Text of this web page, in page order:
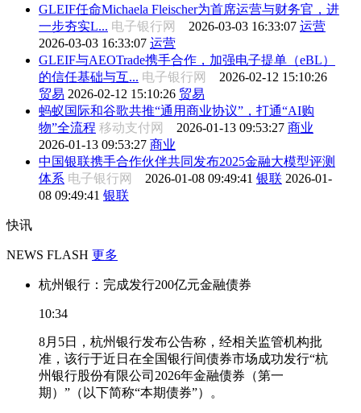
GLEIF任命Michaela Fleischer为首席运营与财务官，进
一步夯实L... 电子银行网 2026-03-03 16:33:07 运营
2026-03-03 16:33:07 运营
GLEIF与AEOTrade携手合作，加强电子提单（eBL）
的信任基础与互... 电子银行网 2026-02-12 15:10:26
贸易 2026-02-12 15:10:26 贸易
蚂蚁国际和谷歌共推“通用商业协议”，打通“AI购
物”全流程 移动支付网 2026-01-13 09:53:27 商业
2026-01-13 09:53:27 商业
中国银联携手合作伙伴共同发布2025金融大模型评测
体系 电子银行网 2026-01-08 09:49:41 银联 2026-01-
08 09:49:41 银联
快讯
NEWS FLASH 更多
杭州银行：完成发行200亿元金融债券
10:34
8月5日，杭州银行发布公告称，经相关监管机构批
准，该行于近日在全国银行间债券市场成功发行“杭
州银行股份有限公司2026年金融债券（第一
期）”（以下简称“本期债券”）。